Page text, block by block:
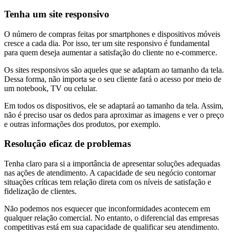
Tenha um site responsivo
O número de compras feitas por smartphones e dispositivos móveis
cresce a cada dia. Por isso, ter um site responsivo é fundamental
para quem deseja aumentar a satisfação do cliente no e-commerce.
Os sites responsivos são aqueles que se adaptam ao tamanho da tela.
Dessa forma, não importa se o seu cliente fará o acesso por meio de
um notebook, TV ou celular.
Em todos os dispositivos, ele se adaptará ao tamanho da tela. Assim,
não é preciso usar os dedos para aproximar as imagens e ver o preço
e outras informações dos produtos, por exemplo.
Resolução eficaz de problemas
Tenha claro para si a importância de apresentar soluções adequadas
nas ações de atendimento. A capacidade de seu negócio contornar
situações críticas tem relação direta com os níveis de satisfação e
fidelização de clientes.
Não podemos nos esquecer que inconformidades acontecem em
qualquer relação comercial. No entanto, o diferencial das empresas
competitivas está em sua capacidade de qualificar seu atendimento.